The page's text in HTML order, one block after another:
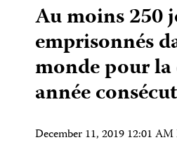
Au moins 250
emprisonnés
monde pour
année
December 11, 2019 12:01 AM